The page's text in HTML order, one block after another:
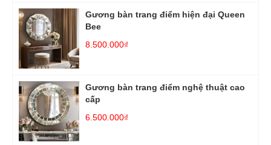
Gương bàn trang điểm hiện đại Queen
Bee
8.500.000₫
Gương bàn trang điểm nghệ thuật cao
cấp
6.500.000₫